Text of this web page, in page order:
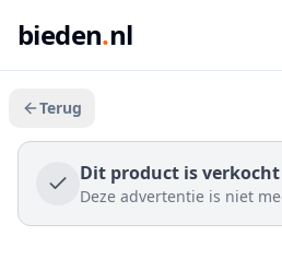
bieden.nl
Terug
Dit product is verkocht
Deze advertentie is niet